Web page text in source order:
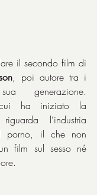
, poi autore tra i
generazione.
cui ha iniziato la
l’industria
porno, il che non
film sul sesso né